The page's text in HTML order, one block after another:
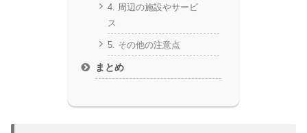
4. 周辺の施設やサービ
ス
5. その他の注意点
まとめ